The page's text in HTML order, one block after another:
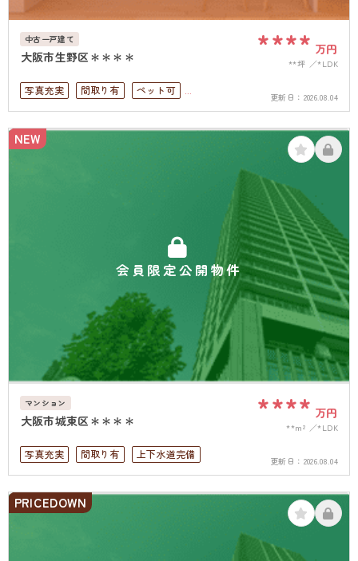
中古一戸建て
大阪市生野区＊＊＊＊ **** 万円
**坪 *LDK
写真充実 間取り有
ペット可
4LDK以上
二世帯住宅向き
接道6ｍ以上
駐車場１台無料
上下水道完備
更新日： 2026.08.04
会員限定公開物件
NEW
マンション
大阪市城東区＊＊＊＊ **** 万円
**m² *LDK
写真充実 間取り有 上下水道完備
更新日： 2026.08.04
PRICEDOWN